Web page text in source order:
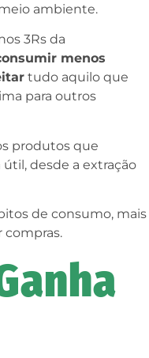
ambiente.
3Rs da
menos
tudo aquilo que
para outros
produtos que
desde a extração
de consumo, mais
compras.